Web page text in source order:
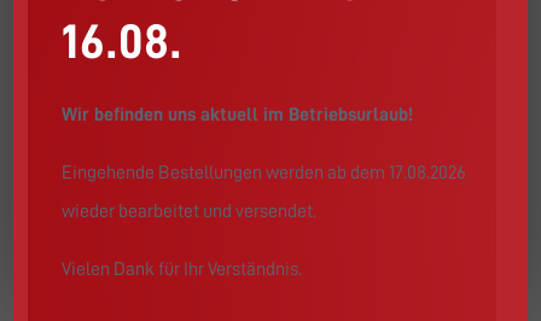
16.08.
Wir befinden uns aktuell im Betriebsurlaub!
Eingehende Bestellungen werden ab dem 17.08.2026
wieder bearbeitet und versendet.
Vielen Dank für Ihr Verständnis.